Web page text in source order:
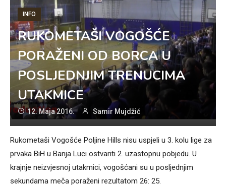
INFO
RUKOMETAŠI VOGOŠĆE
PORAŽENI OD BORCA U
POSLJEDNJIM TRENUCIMA
UTAKMICE
12. Maja 2016. Samir Mujdžić
Rukometaši Vogošće Poljine Hills nisu uspjeli u 3. kolu lige za
prvaka BiH u Banja Luci ostvariti 2. uzastopnu pobjedu. U
krajnje neizvjesnoj utakmici, vogošćani su u posljednjim
sekundama meča poraženi rezultatom 26: 25.